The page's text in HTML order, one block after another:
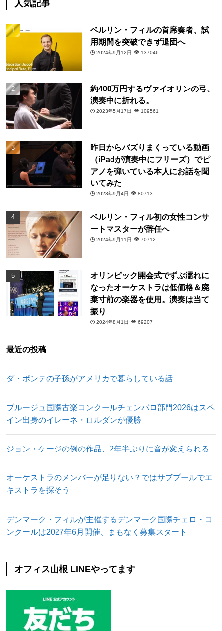
人気記事
ベルリン・フィルの首席奏者、試
用期間を突破できず退団へ
2024年9月12日 137046
約400万円するヴァイオリンの弓、
演奏中に折れる。
2023年5月17日 109561
昨日からバズりまくっている動画
（iPadが演奏中にフリーズ）でピ
アノを弾いている本人にお話を聞
いてみた
2023年9月4日 80713
ベルリン・フィル初の女性コンサ
ートマスターが辞任へ
2024年9月11日 70712
オリンピック開会式でずぶ濡れに
なったオーケストラは低価格＆廃
棄寸前の楽器を使用。演奏は当て
振り
2024年8月1日 69207
最近の投稿
ダ・ポンテの子孫がアメリカで暮らしている話
ブルージュ国際古楽コンクールチェンバロ部門2026はスペ
イン出身のイレーネ・ロルダンが優勝
ジョン・ケージの例の作品、2年半ぶりに音が変えられる
オーケストラのメンバーが足りない？ではサブプールでエ
キストラを探そう
デンマーク・フィルが主催するデンマーク国際チェロ・コ
ンクールは2027年6月開催、まもなく募集スタート
オフィス山根 LINEやってます